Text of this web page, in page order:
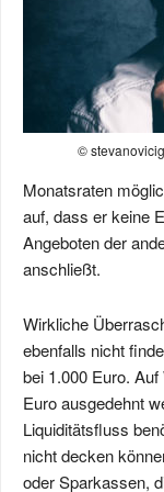
©
Monatsraten
auf, dass er keine
Angeboten der
anschließt.
Wirkliche
ebenfalls nicht
bei 1.000 Euro.
Euro ausgedehnt
Liquiditätsfluss
nicht decken
oder Sparkassen,